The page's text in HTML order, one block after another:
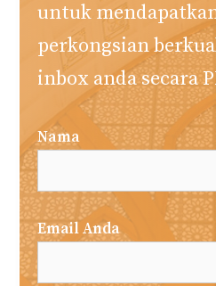
untuk
perkongsian
inbox anda secara
Nama
Email Anda